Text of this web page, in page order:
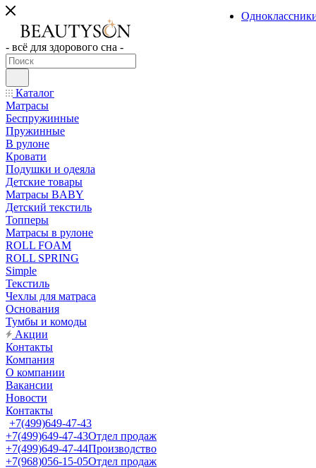
- всё для здорового сна -
Каталог
Матрасы
Беспружинные
Пружинные
В рулоне
Кровати
Подушки и одеяла
Детские товары
Матрасы BABY
Детский текстиль
Топперы
Матрасы в рулоне
ROLL FOAM
ROLL SPRING
Simple
Текстиль
Чехлы для матраса
Основания
Тумбы и комоды
Акции
Контакты
Компания
О компании
Вакансии
Новости
Контакты
+7(499)649-47-43
+7(499)649-47-43Отдел продаж
+7(499)649-47-44Производство
+7(968)056-15-05Отдел продаж